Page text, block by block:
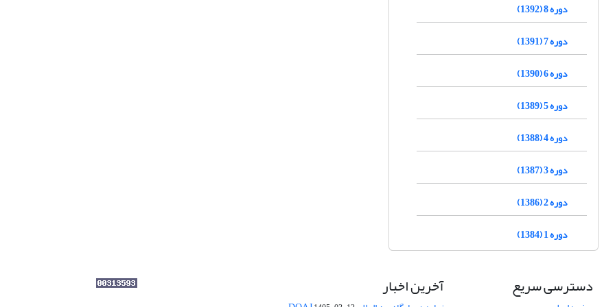
دوره 8 (1392)
دوره 7 (1391)
دوره 6 (1390)
دوره 5 (1389)
دوره 4 (1388)
دوره 3 (1387)
دوره 2 (1386)
دوره 1 (1384)
دسترسی سریع آخرین اخبار